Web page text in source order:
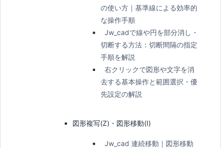
の使い方｜基準線による効率的
な操作手順
Jw_cadで線や円を部分消し・
切断する方法：切断間隔の指定
手順を解説
右クリックで図形や文字を消
去する基本操作と範囲選択・優
先設定の解説
図形複写(Z)・図形移動(I)
Jw_cad 連続移動｜図形移動